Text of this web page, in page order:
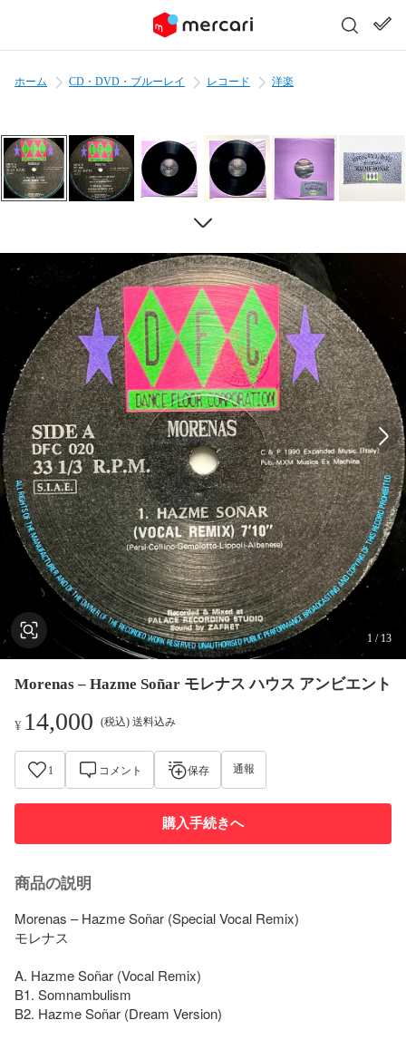
ホーム CD・DVD・ブルーレイ レコード 洋楽
1 /13
Morenas – Hazme Soñar モレナス ハウス アンビエント
¥ 14,000 (税込) 送料込み
1 コメント 保存 通報
購入手続きへ
商品の説明
Morenas – Hazme Soñar (Special Vocal Remix)
モレナス
A. Hazme Soñar (Vocal Remix)
B1. Somnambulism
B2. Hazme Soñar (Dream Version)